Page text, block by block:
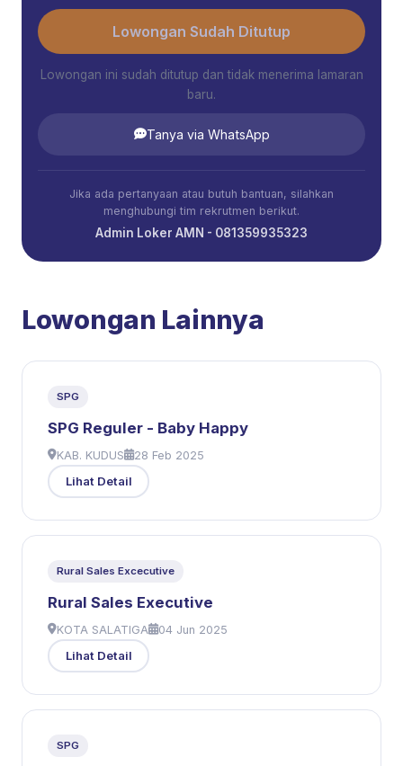
Lowongan Sudah Ditutup
Lowongan ini sudah ditutup dan tidak menerima lamaran
baru.
Tanya via WhatsApp
Jika ada pertanyaan atau butuh bantuan, silahkan
menghubungi tim rekrutmen berikut.
Admin Loker AMN - 081359935323
Lowongan Lainnya
SPG
SPG Reguler - Baby Happy
KAB. KUDUS 28 Feb 2025
Lihat Detail
Rural Sales Excecutive
Rural Sales Executive
KOTA SALATIGA 04 Jun 2025
Lihat Detail
SPG